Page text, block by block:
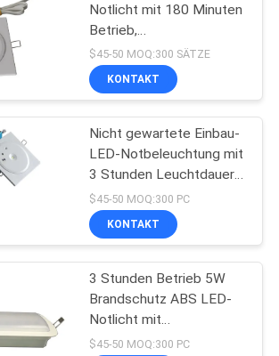
46
Notlicht mit 180 Minuten
Betrieb,
feuerretardierende ABS-
Hülle und
Wandvertiefung
$45-50 MOQ:300 SÄTZE
KONTAKT
Nicht gewartete Einbau-
LED-Notbeleuchtung mit
3 Stunden Leuchtdauer
und Ni-MH-Akku
$45-50 MOQ:300 PC
KONTAKT
3 Stunden Betrieb 5W
Brandschutz ABS LED-
Notlicht mit
Notladefunktion
$45-50 MOQ:300 PC